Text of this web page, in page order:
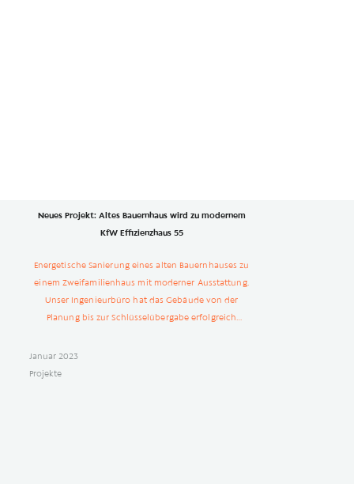
Neues Projekt: Altes Bauernhaus wird zu modernem
KfW Effizienzhaus 55
Energetische Sanierung eines alten Bauernhauses zu
einem Zweifamilienhaus mit moderner Ausstattung.
Unser Ingenieurbüro hat das Gebäude von der
Planung bis zur Schlüsselübergabe erfolgreich
Januar 2023
Projekte